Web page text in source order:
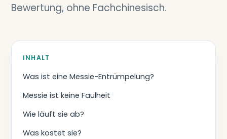
Bewertung, ohne Fachchinesisch.
INHALT
Was ist eine Messie-Entrümpelung?
Messie ist keine Faulheit
Wie läuft sie ab?
Was kostet sie?